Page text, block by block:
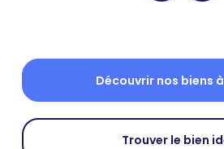
Découvrir nos biens
Trouver le bien